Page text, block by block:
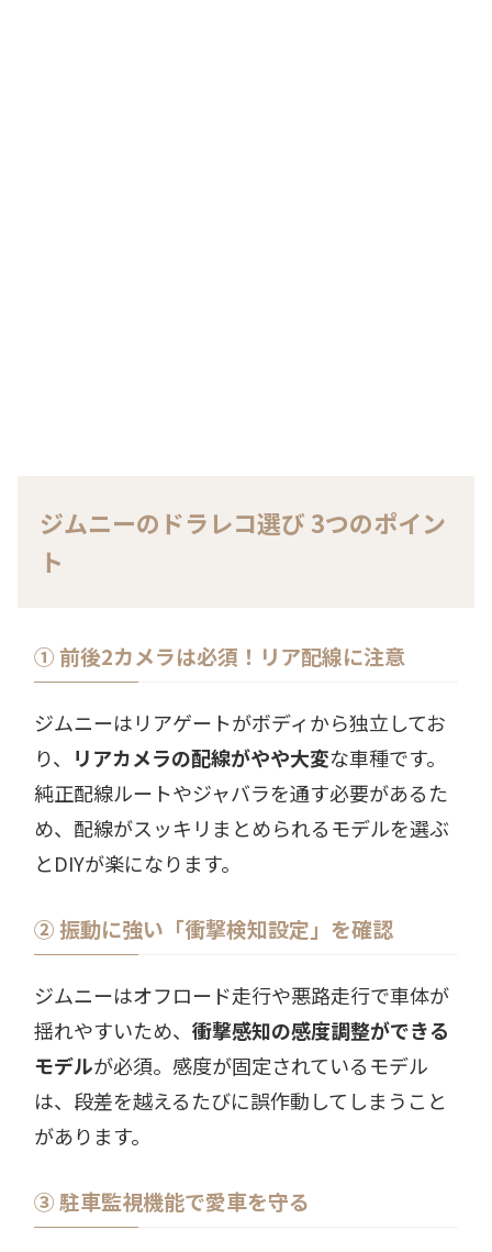
ジムニーのドラレコ選び 3つのポイン
ト
① 前後2カメラは必須！リア配線に注意
ジムニーはリアゲートがボディから独立してお
り、
リアカメラの配線がやや大変な車種です。
純正配線ルートやジャバラを通す必要があるた
め、配線がスッキリまとめられるモデルを選ぶ
とDIYが楽になります。
② 振動に強い「衝撃検知設定」を確認
ジムニーはオフロード走行や悪路走行で車体が
揺れやすいため、 衝撃感知の感度調整ができる
モデルが必須。感度が固定されているモデル
は、段差を越えるたびに誤作動してしまうこと
があります。
③ 駐車監視機能で愛車を守る